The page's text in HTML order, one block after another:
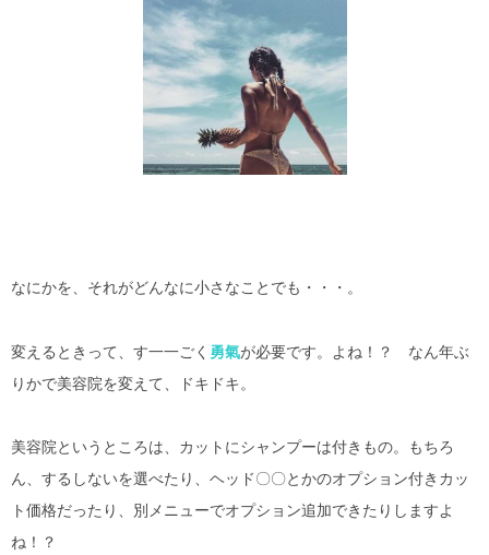
なにかを、それがどんなに小さなことでも・・・。
変えるときって、す一一ごく 勇氣が必要です。よね！？ なん年ぶ
りかで美容院を変えて、ドキドキ。
美容院というところは、カットにシャンプーは付きもの。もちろ
ん、するしないを選べたり、ヘッド〇〇とかのオプション付きカッ
ト価格だったり、別メニューでオプション追加できたりしますよ
ね！？